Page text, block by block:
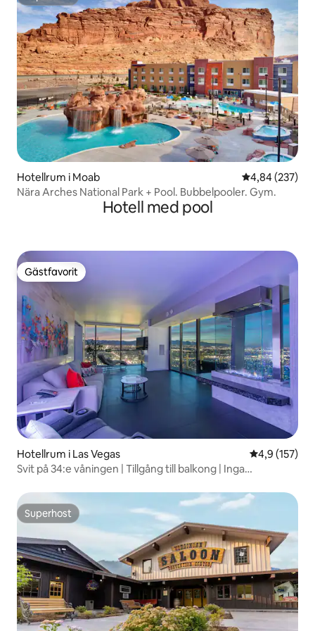
Hotellrum i Moab 4,84 av 5 i
4,84 (237)
Nära Arches National Park + Pool. Bubbelpooler. Gym.
Hotell med pool
Gästfavorit
Gästfavorit
Hotellrum i Las Vegas 4,9 av 5 i
4,9 (157)
Svit på 34:e våningen | Tillgång till balkong | Inga
Superhost
Superhost